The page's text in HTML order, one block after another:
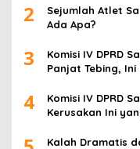
2
Sejumlah Atlet
Ada Apa?
3
Komisi IV DPRD
Panjat Tebing,
4
Komisi IV DPRD
Kerusakan Ini
Kalah Dramatis